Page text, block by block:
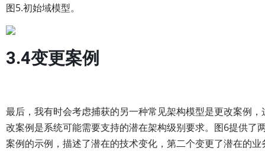
图5.初始域模型。
3.4变更案例
最后，我有时会考虑捕获的另一种常见架构模型是更改案例，
改案例是系统可能需要支持的潜在架构级别要求。图6提供了
案例的示例，描述了潜在的技术变化，第二个变更了潜在的业